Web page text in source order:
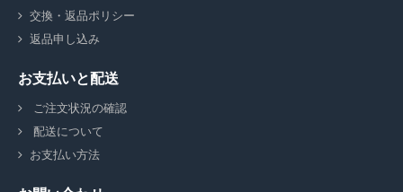
交換・返品ポリシー
返品申し込み
お支払いと配送
ご注文状況の確認
配送について
お支払い方法